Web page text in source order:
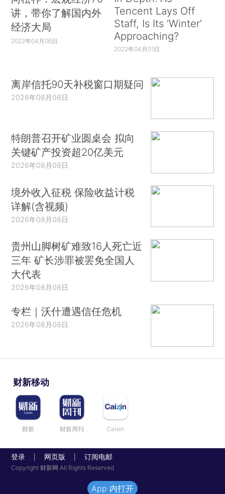
讲，带你了解国内外
经济大局
2022年04月06日
Tencent Lays Off
Staff, Is Its ‘Winter’
Approaching?
2022年04月01日
离岸信托90天补税窗口期疑问
2026年08月08日
特朗普召开矿业圆桌会 拟向
关键矿产投资超20亿美元
2026年08月08日
境外收入征税 保险收益计税
详解(含视频)
2026年08月08日
贵州山脚树矿难致16人死亡近
三年 矿长涉罪被罢免全国人
大代表
2026年08月08日
专栏｜沃什遭遇信任危机
2026年08月08日
财新移动
财新 财新周刊 Caixin
登录 网页版 订阅电邮
Copyright 财新网 All Rights Reserved
App 内打开